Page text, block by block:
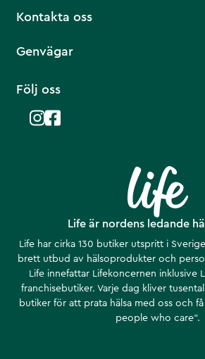
Life är nordens ledande
Life har cirka 130 butiker utspritt i
brett utbud av hälsoprodukter och
Life innefattar Lifekoncernen inklusive
franchisebutiker. Varje dag kliver
butiker för att prata hälsa med oss och
people who care”.
Kontakta oss
Genvägar
Följ oss